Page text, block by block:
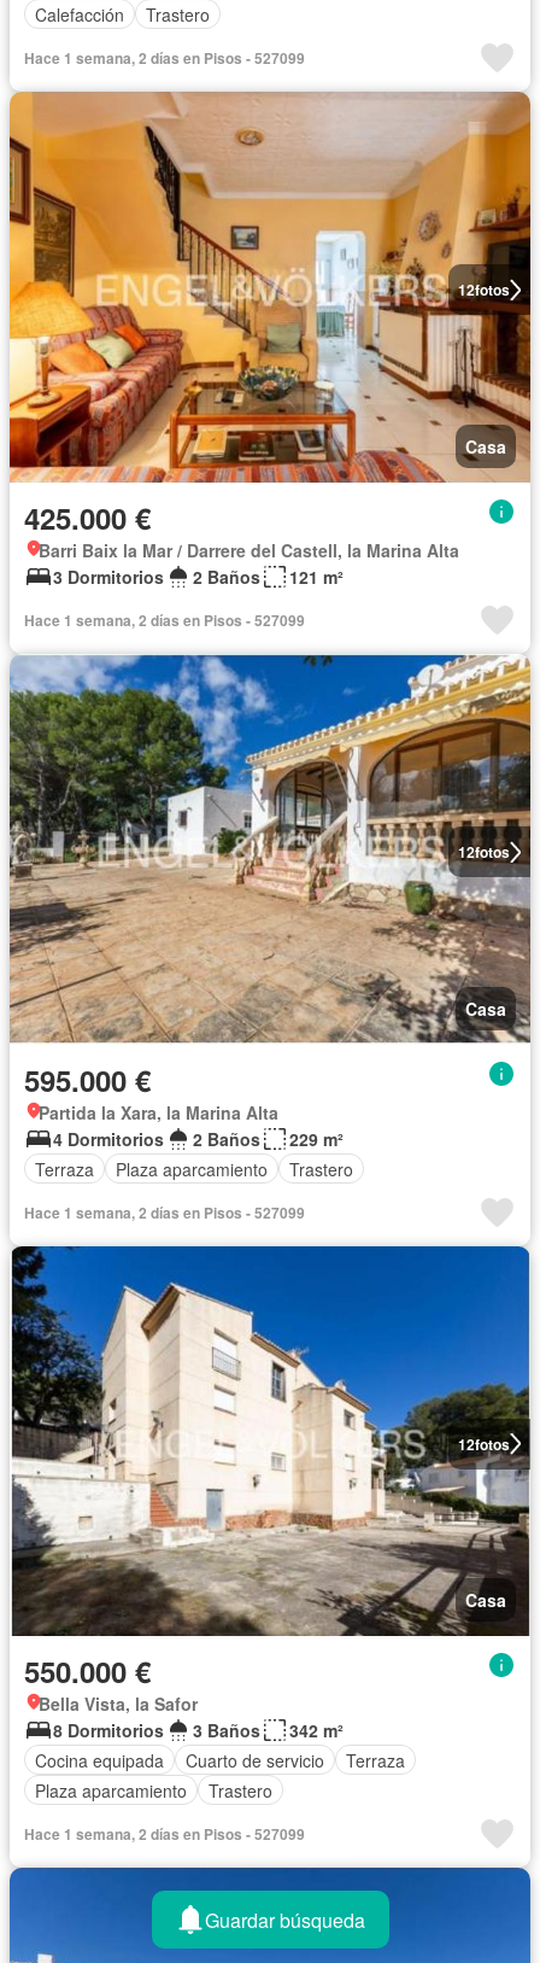
Calefacción
Trastero
Hace 1 semana, 2 días en Pisos - 527099
12fotos
Casa
425.000 €
Barri Baix la Mar / Darrere del Castell, la Marina Alta
3 Dormitorios
2 Baños 121 m²
Hace 1 semana, 2 días en Pisos - 527099
12fotos
Casa
595.000 €
Partida la Xara, la Marina Alta
4 Dormitorios
2 Baños
229 m²
Terraza
Plaza aparcamiento Trastero
Hace 1 semana, 2 días en Pisos - 527099
12fotos
Casa
550.000 €
Bella Vista, la Safor
8 Dormitorios
3 Baños
342 m²
Cocina equipada
Cuarto de servicio
Terraza
Plaza aparcamiento
Trastero
Hace 1 semana, 2 días en Pisos - 527099
Guardar búsqueda